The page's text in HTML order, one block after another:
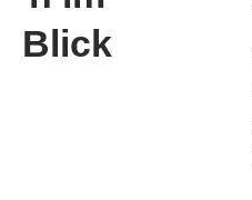
Blick